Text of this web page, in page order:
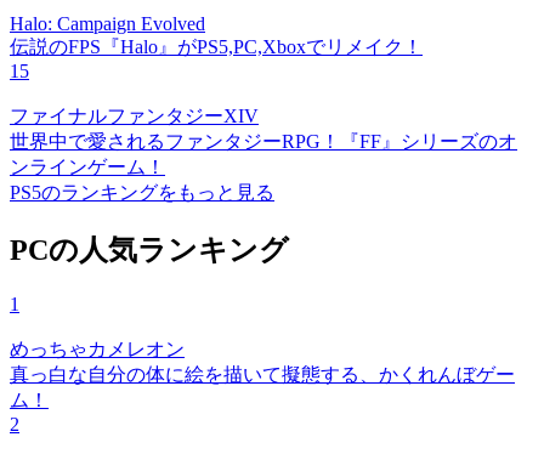
Halo: Campaign Evolved
伝説のFPS『Halo』がPS5,PC,Xboxでリメイク！
15
ファイナルファンタジーXIV
世界中で愛されるファンタジーRPG！『FF』シリーズのオ
ンラインゲーム！
PS5のランキングをもっと見る
PCの人気ランキング
1
めっちゃカメレオン
真っ白な自分の体に絵を描いて擬態する、かくれんぼゲー
ム！
2